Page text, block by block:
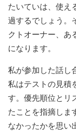
たいていは、使え
過するでしょう。
クトオーナー、あ
になります。
私が参加した話し
私はテストの見積
す。優先順位とリ
たことを指摘しま
なかったかを思い